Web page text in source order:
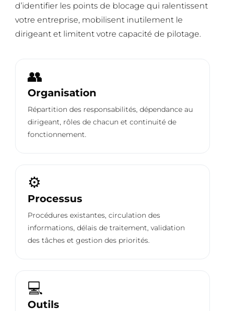
d’identifier les points de blocage qui ralentissent
votre entreprise, mobilisent inutilement le
dirigeant et limitent votre capacité de pilotage.
👥
Organisation
Répartition des responsabilités, dépendance au
dirigeant, rôles de chacun et continuité de
fonctionnement.
⚙️
Processus
Procédures existantes, circulation des
informations, délais de traitement, validation
des tâches et gestion des priorités.
💻
Outils